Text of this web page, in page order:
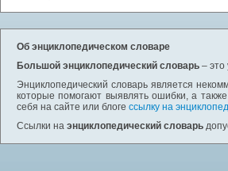
Об энциклопедическом словаре
Большой энциклопедический словарь – это
Энциклопедический словарь является
которые помогают выявлять ошибки, а
себя на сайте или блоге ссылку на
Ссылки на энциклопедический словарь